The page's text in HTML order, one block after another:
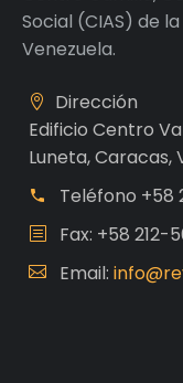
Social (CIAS) de
Venezuela.
Dirección
Edificio Centro
Luneta, Caracas,
Teléfono +58
Fax: +58 212-
Email: